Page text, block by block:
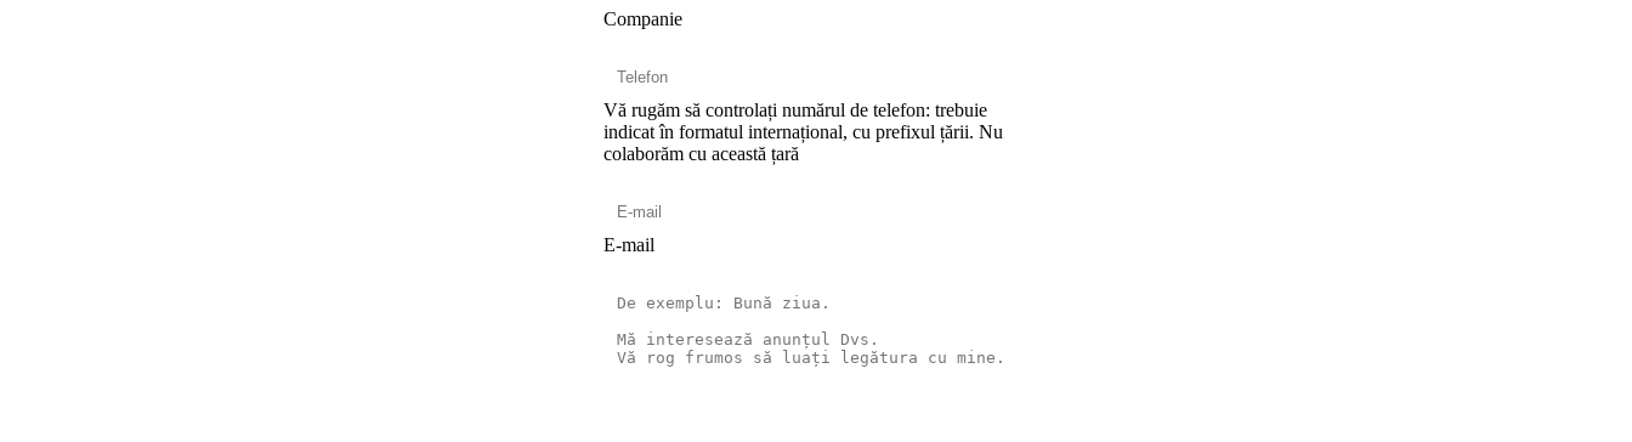
Companie
Vă rugăm să controlați numărul de telefon: trebuie
indicat în formatul internațional, cu prefixul țării. Nu
colaborăm cu această țară
E-mail